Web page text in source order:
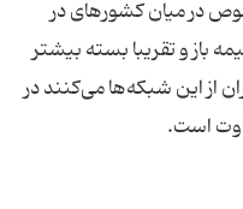
در میان کشورهای در
باز و تقریبا بسته بیشتر
از این شبکه‌ها می‌کنند در